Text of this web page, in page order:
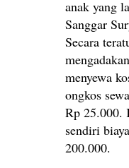
anak yang
Sanggar
Secara
menyewa
ongkos
Rp 25.000.
sendiri
200.000.